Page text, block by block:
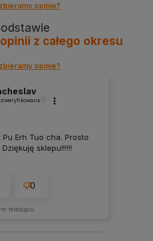
opinie?
opinii z całego okresu
opinie?
Pu Erh Tuo cha. Prosto
sklepu!!!!!!
0
miesiącu